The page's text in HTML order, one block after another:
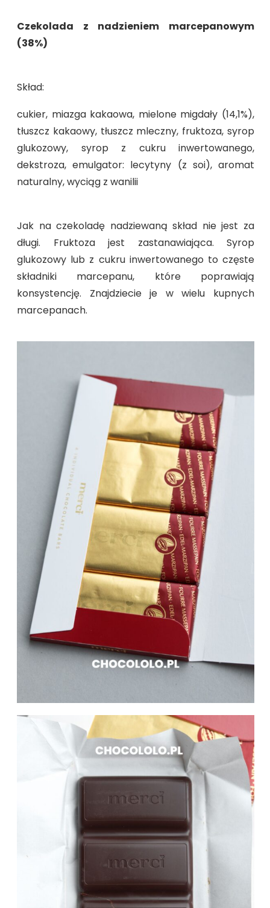
Czekolada z nadzieniem marcepanowym
(38%)
Skład:
cukier, miazga kakaowa, mielone migdały (14,1%),
tłuszcz kakaowy, tłuszcz mleczny, fruktoza, syrop
glukozowy, syrop z cukru inwertowanego,
dekstroza, emulgator: lecytyny (z soi), aromat
naturalny, wyciąg z wanilii
Jak na czekoladę nadziewaną skład nie jest za
długi. Fruktoza jest zastanawiająca. Syrop
glukozowy lub z cukru inwertowanego to częste
składniki marcepanu, które poprawiają
konsystencję. Znajdziecie je w wielu kupnych
marcepanach.